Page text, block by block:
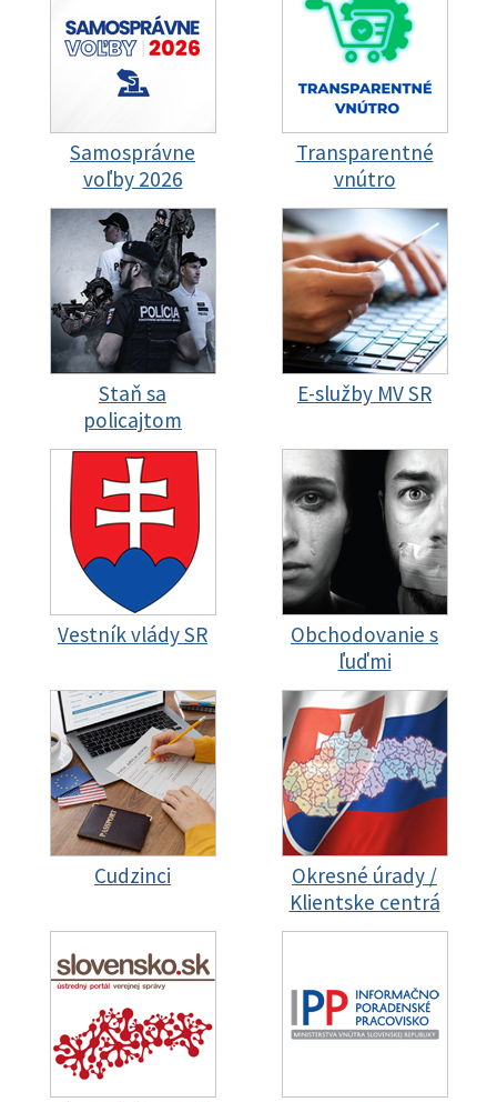
Samosprávne
voľby 2026
Transparentné
vnútro
Staň sa
policajtom
E-služby MV SR
Vestník vlády SR
Obchodovanie s
ľuďmi
Cudzinci
Okresné úrady /
Klientske centrá